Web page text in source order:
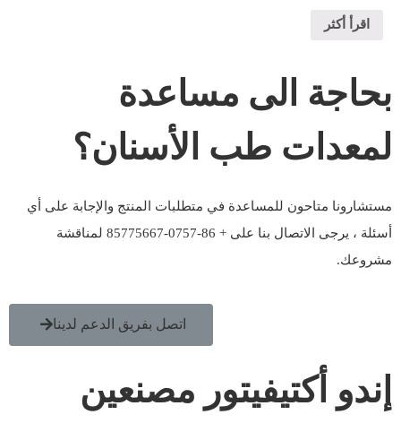
اقرأ أكثر
بحاجة الى مساعدة
لمعدات طب الأسنان؟
مستشارونا متاحون للمساعدة في متطلبات المنتج والإجابة على أي
أسئلة ، يرجى الاتصال بنا على + 86-0757-85775667 لمناقشة
مشروعك.
اتصل بفريق الدعم لدينا
إندو أكتيفيتور مصنعين